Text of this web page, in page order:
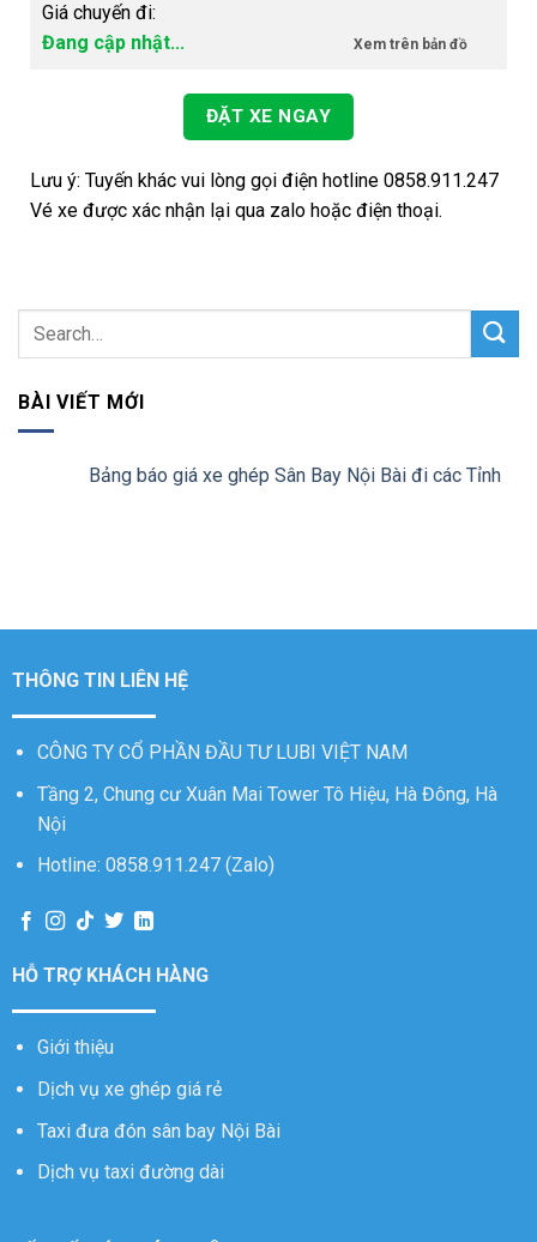
Giá chuyến đi:
Đang cập nhật...
Xem trên bản đồ
ĐẶT XE NGAY
Lưu ý: Tuyến khác vui lòng gọi điện hotline 0858.911.247
Vé xe được xác nhận lại qua zalo hoặc điện thoại.
BÀI VIẾT MỚI
Bảng báo giá xe ghép Sân Bay Nội Bài đi các Tỉnh
THÔNG TIN LIÊN HỆ
CÔNG TY CỔ PHẦN ĐẦU TƯ LUBI VIỆT NAM
Tầng 2, Chung cư Xuân Mai Tower Tô Hiệu, Hà Đông, Hà
Nội
Hotline: 0858.911.247 (Zalo)
HỖ TRỢ KHÁCH HÀNG
Giới thiệu
Dịch vụ xe ghép giá rẻ
Taxi đưa đón sân bay Nội Bài
Dịch vụ taxi đường dài